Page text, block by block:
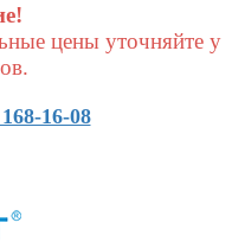
цены уточняйте у
16-08